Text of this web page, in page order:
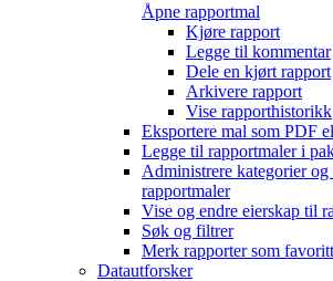
Åpne rapportmal
Kjøre rapport
Legge til kommentar
Dele en kjørt rapport
Arkivere rapport
Vise rapporthistorikk
Eksportere mal som PDF
Legge til rapportmaler i
Administrere kategorier og
rapportmaler
Vise og endre eierskap til
Søk og filtrer
Merk rapporter som
Datautforsker